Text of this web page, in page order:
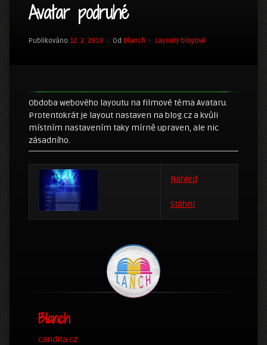
Avatar podruhé
Publikováno 12. 2. 2010 Od Blanch Kategorie:
Layouty blogové
Obdoba webového layoutu na filmové téma Avataru.
Protentokrát je layout nastaven na blog.cz a kvůli
místním nastavením taky mírně upraven, ale nic
zásadního.
Náhled
Stáhni
Blanch
candita.cz